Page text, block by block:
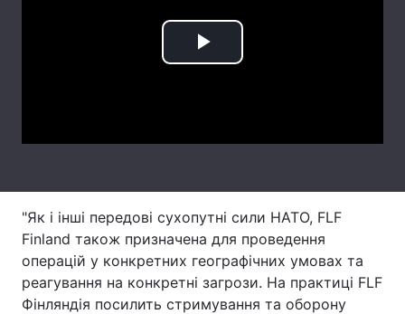
Play
"Як і інші передові сухопутні сили НАТО, FLF
Finland також призначена для проведення
операцій у конкретних географічних умовах та
реагування на конкретні загрози. На практиці FLF
Фінляндія посилить стримування та оборону